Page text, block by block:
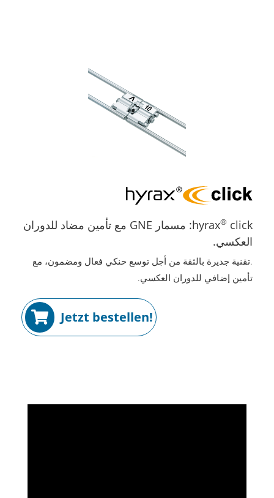
hyrax®
click: مسمار GNE مع تأمين مضاد للدوران
العكسي.
.تقنية جديرة بالثقة من أجل توسع حنكي فعال ومضمون، مع
تأمين إضافي للدوران العكسي.
Jetzt bestellen!